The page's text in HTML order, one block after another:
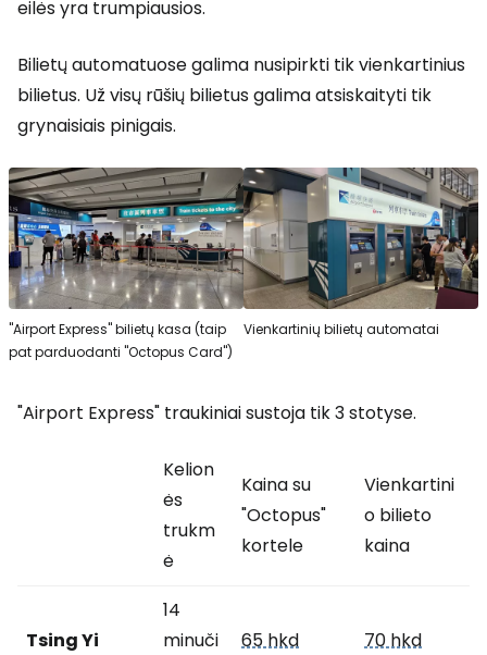
eilės yra trumpiausios.
Bilietų automatuose galima nusipirkti tik vienkartinius
bilietus. Už visų rūšių bilietus galima atsiskaityti tik
grynaisiais pinigais.
"Airport Express" bilietų kasa (taip
pat parduodanti "Octopus Card")
Vienkartinių bilietų automatai
"Airport Express" traukiniai sustoja tik 3 stotyse.
Kelion
ės
trukm
ė
Kaina su
"Octopus"
kortele
Vienkartini
o bilieto
kaina
Tsing Yi
14
minuči
65 hkd 70 hkd